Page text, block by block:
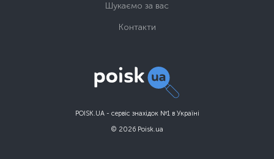
POISK.UA - сервіс знахідок №1 в Україні
© 2026 Poisk.ua
Шукаємо за вас
Контакти